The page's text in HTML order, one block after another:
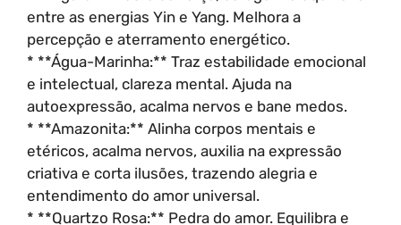
entre as energias Yin e Yang. Melhora a
percepção e aterramento energético.
* **Água-Marinha:** Traz estabilidade emocional
e intelectual, clareza mental. Ajuda na
autoexpressão, acalma nervos e bane medos.
* **Amazonita:** Alinha corpos mentais e
etéricos, acalma nervos, auxilia na expressão
criativa e corta ilusões, trazendo alegria e
entendimento do amor universal.
* **Quartzo Rosa:** Pedra do amor. Equilibra e